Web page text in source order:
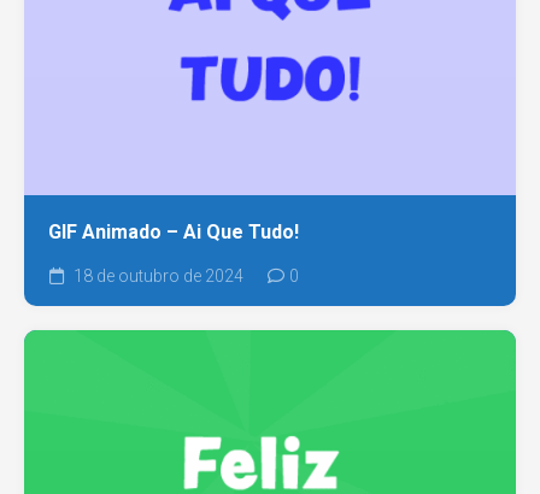
GIF Animado – Ai Que Tudo!
18 de outubro de 2024 0